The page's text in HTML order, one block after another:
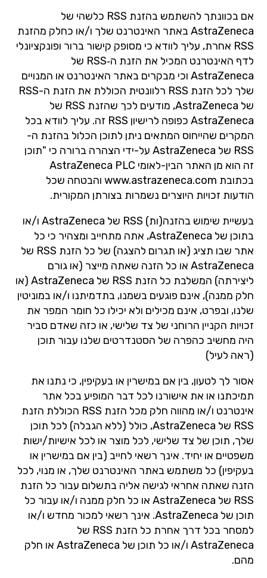
אם בכוונתך להשתמש בהזנת RSS כלשהי של
AstraZeneca באתר האינטרנט שלך ו/או כחלק מהזנת
RSS אחרת, עליך לוודא כי מסופק קישור ברור ופונקציונלי
לדף האינטרנט המכיל את הזנת ה‑RSS של
AstraZeneca וכי מבקרים באתר האינטרנט או המנויים
שלך לכל הזנת RSS רלוונטית הכוללת את הזנת ה-RSS
של AstraZeneca, מודעים לכך שהזנת RSS של
AstraZeneca כפופה לרישיון RSS זה. עליך לוודא בכל
המקרים שהייחוס המתאים ניתן לתוכן הכלול בהזנת ה-
RSS של AstraZeneca על-ידי הצהרה ברורה כי "תוכן
זה הוא מן האתר הבין-לאומי AstraZeneca PLC
בכתובתwww.astrazeneca.comוהבטחה שכל
הודעות זכויות היוצרים נשמרות בצורתן המקורית.
בעשיית שימוש בהזנה(ות) RSS של AstraZeneca ו/או
בתוכן של AstraZeneca, אתה מתחייב ומצהיר כי כל
אתר שבו תציג (או תגרום להצגה) של כל הזנת RSS של
AstraZeneca או כל הזנה שאתה מייצר (או גורם
ליצירתה) המשלבת כל הזנת RSS של AstraZeneca (או
חלק ממנה), אינם פוגעים בשמנו, בתדמיתנו ו/או במוניטין
שלנו, ובפרט, אינם מכילים ולא יכילו כל חומר המפר את
זכויות הקניין הרוחני של צד שלישי, או כזה שאדם סביר
היה מחשיב כהפרה של הסטנדרטים שלנו עבור תוכן
(ראה לעיל)
אסור לך לטעון, בין אם במישרין או בעקיפין, כי נתנו את
תמיכתנו או את אישורנו לכל דבר המופיע בכל אתר
אינטרנט ו/או מהווה חלק מכל הזנת RSS הכוללת הזנת
RSS של AstraZeneca, כולל (ללא הגבלה) לכל תוכן
שלך, תוכן של צד שלישי, לכל מוצר או לכל אישיות/ישות
משפטיים או יחיד. אינך רשאי לחייב (בין אם במישרין או
בעקיפין) כל משתמש באתר האינטרנט שלך, או מנוי, לכל
הזנה שאתה אחראי לגישה אליה בתשלום עבור כל הזנת
RSS של AstraZeneca או כל חלק ממנה ו/או עבור כל
תוכן של AstraZeneca. אינך רשאי למכור מחדש ו/או
למסחר בכל דרך אחרת כל הזנת RSS של
AstraZeneca ו/או כל תוכן של AstraZeneca או חלק
מהם.